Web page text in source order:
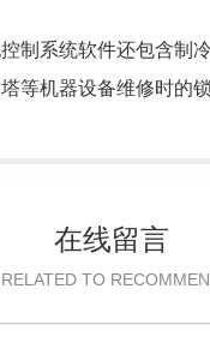
制系统软件还包含制
等机器设备维修时的
在线留言
RELATED TO